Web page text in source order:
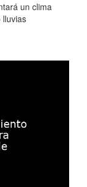
un clima
lluvias